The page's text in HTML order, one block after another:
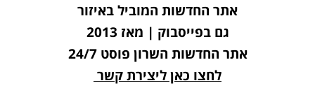
אתר החדשות המוביל באיזור
גם בפייסבוק | מאז 2013
אתר החדשות השרון פוסט 24/7
לחצו כאן ליצירת קשר